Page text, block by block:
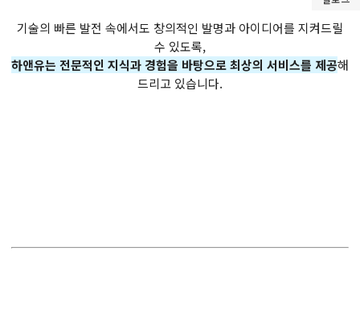
기술의 빠른 발전 속에서도 창의적인 발명과 아이디어를 지켜드릴
수 있도록,
하앤유는 전문적인 지식과 경험을 바탕으로 최상의 서비스를 제공해
드리고 있습니다.